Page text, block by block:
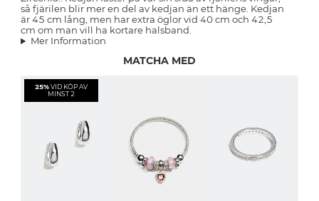
så fjärilen blir mer en del av kedjan än ett hänge. Kedjan
är 45 cm lång, men har extra öglor vid 40 cm och 42,5
cm om man vill ha kortare halsband.
Mer Information
MATCHA MED
25% VID KÖP AV
MINST 2